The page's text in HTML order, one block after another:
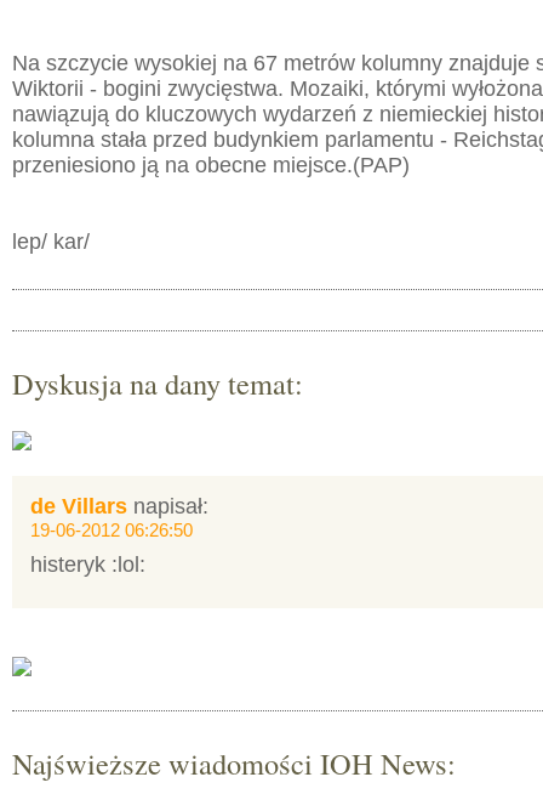
Na szczycie wysokiej na 67 metrów kolumny znajduje
Wiktorii - bogini zwycięstwa. Mozaiki, którymi
nawiązują do kluczowych wydarzeń z niemieckiej
kolumna stała przed budynkiem parlamentu -
przeniesiono ją na obecne miejsce.(PAP)
lep/ kar/
Dyskusja na dany temat:
de Villars napisał:
19-06-2012 06:26:50
histeryk :lol:
Najświeższe wiadomości IOH News: